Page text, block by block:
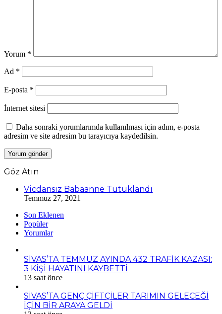
Yorum *
Ad *
E-posta *
İnternet sitesi
Daha sonraki yorumlarımda kullanılması için adım, e-posta
adresim ve site adresim bu tarayıcıya kaydedilsin.
Göz Atın
Vicdansız Babaanne Tutuklandı
Temmuz 27, 2021
Son Eklenen
Popüler
Yorumlar
SİVAS’TA TEMMUZ AYINDA 432 TRAFİK KAZASI:
3 KİŞİ HAYATINI KAYBETTİ
13 saat önce
SİVAS’TA GENÇ ÇİFTÇİLER TARIMIN GELECEĞİ
İÇİN BİR ARAYA GELDİ